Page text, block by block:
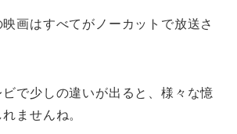
画はすべてがノーカットで放送さ
で少しの違いが出ると、様々な憶
ませんね。